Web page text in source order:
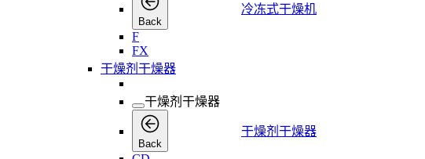
Back
冷冻式干燥机
F
FX
干燥剂干燥器
干燥剂干燥器
Back
干燥剂干燥器